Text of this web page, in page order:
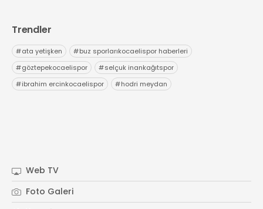
Trendler
#ata yetişken #buz sporlarıkocaelispor haberleri
#göztepekocaelispor #selçuk inankağıtspor
#ibrahim ercinkocaelispor #hodri meydan
Web TV
Foto Galeri